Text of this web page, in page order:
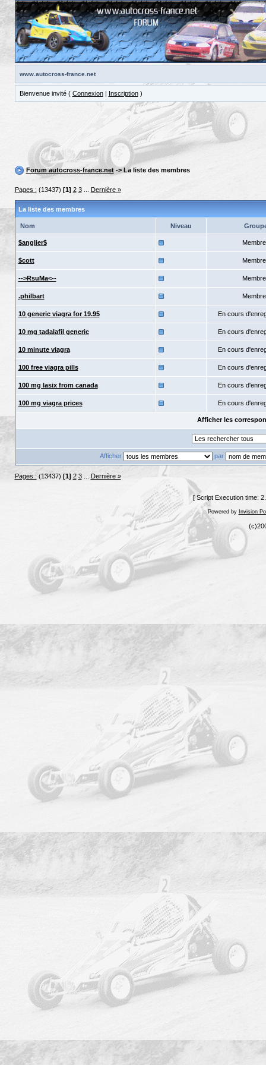
www.autocross-france.net
Bienvenue invité ( Connexion| Inscription)
Forum autocross-france.net-> La liste des membres
Pages : (13437) [1] 2 3... Dernière »
La liste des membres
Nom Niveau
$anglier$
$cott
-->RsuMa<--
.philbart
10 generic viagra for 19.95 En cours
10 mg tadalafil generic En cours
10 minute viagra En cours
100 free viagra pills En cours
100 mg lasix from canada En cours
100 mg viagra prices En cours
Afficher les
Afficher par
Pages : (13437) [1] 2 3... Dernière »
[ Script Execution time:
Powered by Invision